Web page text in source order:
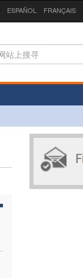
ESPAÑOL FRANÇAIS